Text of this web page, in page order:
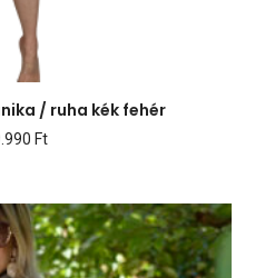
/ ruha kék fehér
Ft